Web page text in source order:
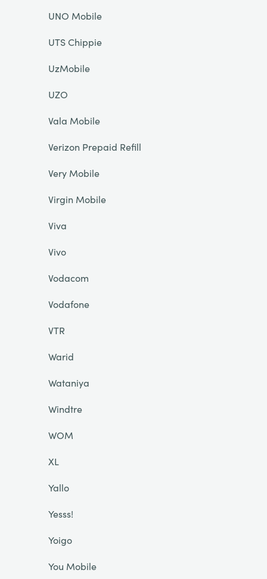
UNO Mobile
UTS Chippie
UzMobile
UZO
Vala Mobile
Verizon Prepaid Refill
Very Mobile
Virgin Mobile
Viva
Vivo
Vodacom
Vodafone
VTR
Warid
Wataniya
Windtre
WOM
XL
Yallo
Yesss!
Yoigo
You Mobile